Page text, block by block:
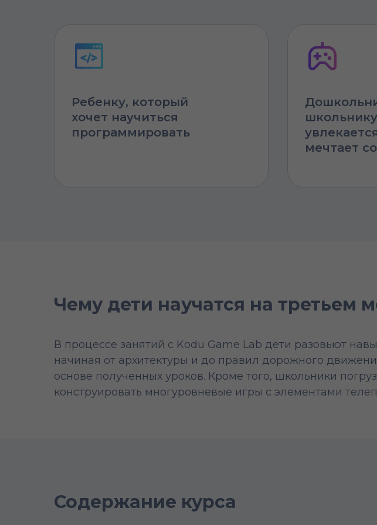
Ребенку, который
хочет научиться
программировать
мечтает
Чему дети научатся на третьем
В процессе занятий с Kodu Game Lab дети разовьют
начиная от архитектуры и до правил дорожного
основе полученных уроков. Кроме того, школьники
конструировать многуровневые игры с элементами
Содержание курса